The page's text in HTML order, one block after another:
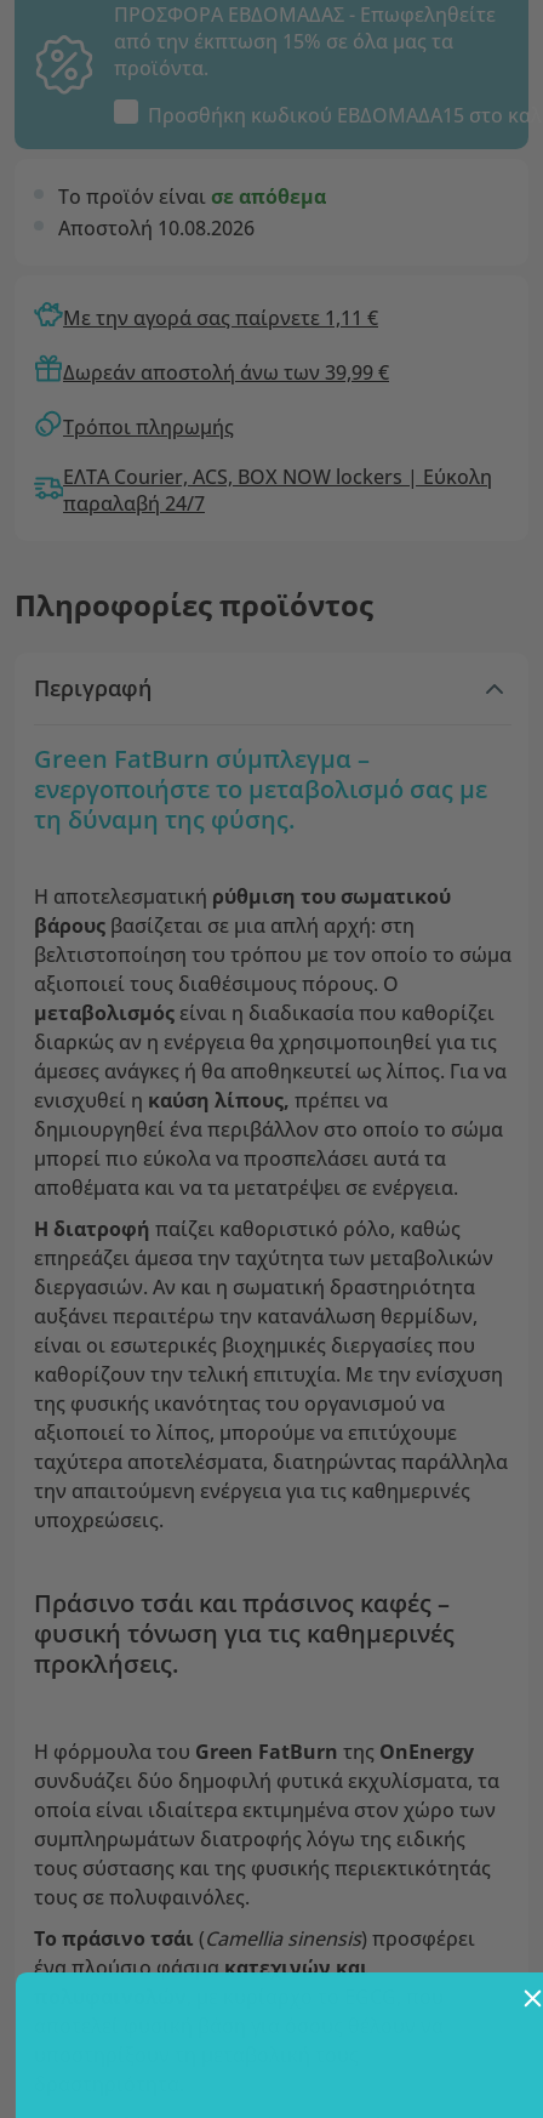
ΠΡΟΣΦΟΡΑ ΕΒΔΟΜΑΔΑΣ - Επωφεληθείτε
από την έκπτωση 15% σε όλα μας τα
προϊόντα.
Προσθήκη κωδικού ΕΒΔΟΜΑΔΑ15 στο
Το προϊόν είναι σε απόθεμα
Αποστολή 10.08.2026
Με την αγορά σας παίρνετε 1,11 €
Δωρεάν αποστολή άνω των 39,99 €
Τρόποι πληρωμής
ΕΛΤΑ Courier, ACS, BOX NOW lockers | Εύκολη
παραλαβή 24/7
Πληροφορίες προϊόντος
Περιγραφή
Green FatBurn σύμπλεγμα –
ενεργοποιήστε το μεταβολισμό σας με
τη δύναμη της φύσης.
Η αποτελεσματική ρύθμιση του σωματικού
βάρους βασίζεται σε μια απλή αρχή: στη
βελτιστοποίηση του τρόπου με τον οποίο το σώμα
αξιοποιεί τους διαθέσιμους πόρους. Ο
μεταβολισμός είναι η διαδικασία που καθορίζει
διαρκώς αν η ενέργεια θα χρησιμοποιηθεί για τις
άμεσες ανάγκες ή θα αποθηκευτεί ως λίπος. Για να
ενισχυθεί η καύση λίπους, πρέπει να
δημιουργηθεί ένα περιβάλλον στο οποίο το σώμα
μπορεί πιο εύκολα να προσπελάσει αυτά τα
αποθέματα και να τα μετατρέψει σε ενέργεια.
Η διατροφή παίζει καθοριστικό ρόλο, καθώς
επηρεάζει άμεσα την ταχύτητα των μεταβολικών
διεργασιών. Αν και η σωματική δραστηριότητα
αυξάνει περαιτέρω την κατανάλωση θερμίδων,
είναι οι εσωτερικές βιοχημικές διεργασίες που
καθορίζουν την τελική επιτυχία. Με την ενίσχυση
της φυσικής ικανότητας του οργανισμού να
αξιοποιεί το λίπος, μπορούμε να επιτύχουμε
ταχύτερα αποτελέσματα, διατηρώντας παράλληλα
την απαιτούμενη ενέργεια για τις καθημερινές
υποχρεώσεις.
Πράσινο τσάι και πράσινος καφές –
φυσική τόνωση για τις καθημερινές
προκλήσεις.
Η φόρμουλα του Green FatBurn της OnEnergy
συνδυάζει δύο δημοφιλή φυτικά εκχυλίσματα, τα
οποία είναι ιδιαίτερα εκτιμημένα στον χώρο των
συμπληρωμάτων διατροφής λόγω της ειδικής
τους σύστασης και της φυσικής περιεκτικότητάς
τους σε πολυφαινόλες.
Το πράσινο τσάι (Camellia sinensis) προσφέρει
ένα πλούσιο φάσμακατεχινών και